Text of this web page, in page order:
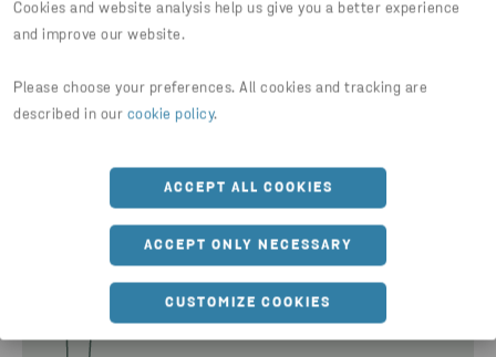
Cookies and website analysis help us give you a better experience
and improve our website.
Please choose your preferences. All cookies and tracking are
described in our cookie policy.
ACCEPT ALL COOKIES
ACCEPT ONLY NECESSARY
CUSTOMIZE COOKIES
Toimisto sijaitsee hyvien kulkuyhteyksien
aseman vieressä. Käynti osoitteesta
Maistraatinportti 1.
Aula avoinna arkisin klo 8-16.
TUTUSTU PALVELUIHIMME